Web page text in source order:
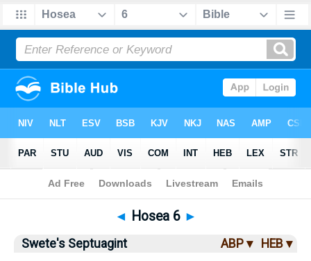
Bible>LXX> Hosea 6
◄ Hosea 6 ►
Swete's Septuagint ABP ▾ HEB ▾